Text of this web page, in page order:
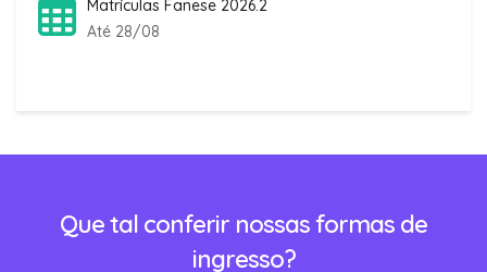
Matrículas Fanese 2026.2
Até 28/08
Que tal conferir nossas formas de
ingresso?